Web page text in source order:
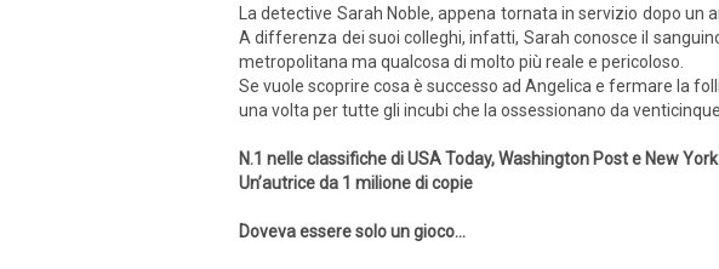
La detective Sarah Noble, appena tornata in servizio dopo
A differenza dei suoi colleghi, infatti, Sarah conosce il
metropolitana ma qualcosa di molto più reale e pericoloso.
Se vuole scoprire cosa è successo ad Angelica e fermare la
una volta per tutte gli incubi che la ossessionano da
N.1 nelle classifiche di USA Today, Washington Post e New
Un’autrice da 1 milione di copie
Doveva essere solo un gioco…